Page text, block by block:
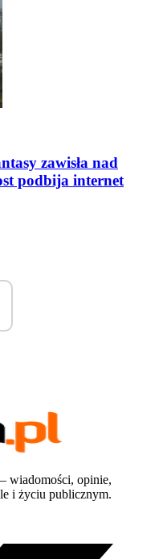
zawisła nad
podbija internet
wiadomości, opinie,
i życiu publicznym.